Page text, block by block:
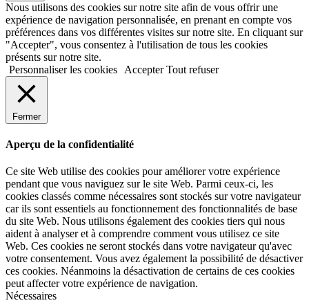
Nous utilisons des cookies sur notre site afin de vous offrir une
expérience de navigation personnalisée, en prenant en compte vos
préférences dans vos différentes visites sur notre site. En cliquant sur
"Accepter", vous consentez à l'utilisation de tous les cookies
présents sur notre site.
Personnaliser les cookies
Accepter Tout refuser
Fermer
Aperçu de la confidentialité
Ce site Web utilise des cookies pour améliorer votre expérience
pendant que vous naviguez sur le site Web. Parmi ceux-ci, les
cookies classés comme nécessaires sont stockés sur votre navigateur
car ils sont essentiels au fonctionnement des fonctionnalités de base
du site Web. Nous utilisons également des cookies tiers qui nous
aident à analyser et à comprendre comment vous utilisez ce site
Web. Ces cookies ne seront stockés dans votre navigateur qu'avec
votre consentement. Vous avez également la possibilité de désactiver
ces cookies. Néanmoins la désactivation de certains de ces cookies
peut affecter votre expérience de navigation.
Nécessaires